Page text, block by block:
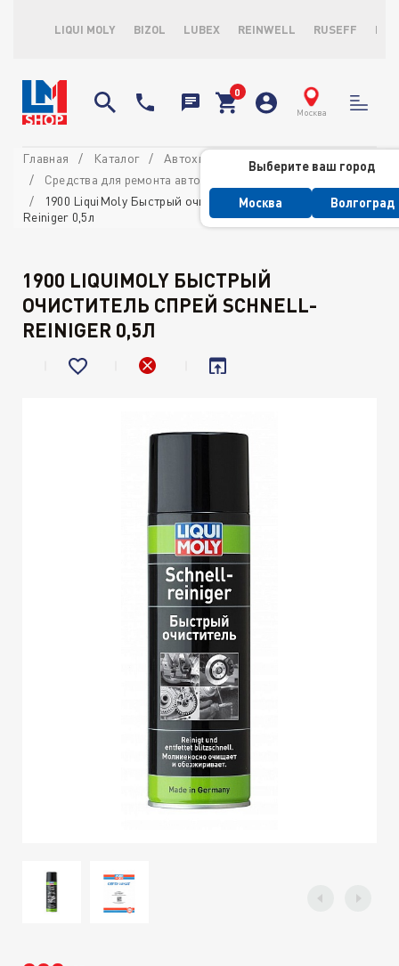
LIQUI MOLY BIZOL LUBEX REINWELL RUSEFF
Москва
Выберите ваш город
Москва Волгоград
Главная Каталог
Автохимия потребительская
Средства для ремонта автомобиля
1900 LiquiMoly Быстрый очиститель спрей Schnell-
Reiniger 0,5л
1900 LIQUIMOLY БЫСТРЫЙ
ОЧИСТИТЕЛЬ СПРЕЙ SCHNELL-
REINIGER 0,5Л